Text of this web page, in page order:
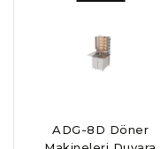
ADG-8D Döner